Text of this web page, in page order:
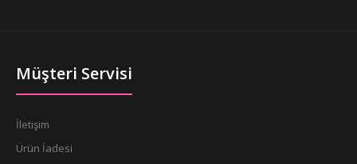
Müşteri Servisi
İletişim
Ürün İadesi